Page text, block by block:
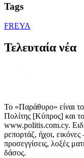
Tags
FREYA
Τελευταία νέα
Το «Παράθυρο» είναι το
Πολίτης [Κύπρος] και
www.politis.com.cy.
ρεπορτάζ, ήχοι, εικόνες
προσεγγίσεις, λοξές
δάσος.